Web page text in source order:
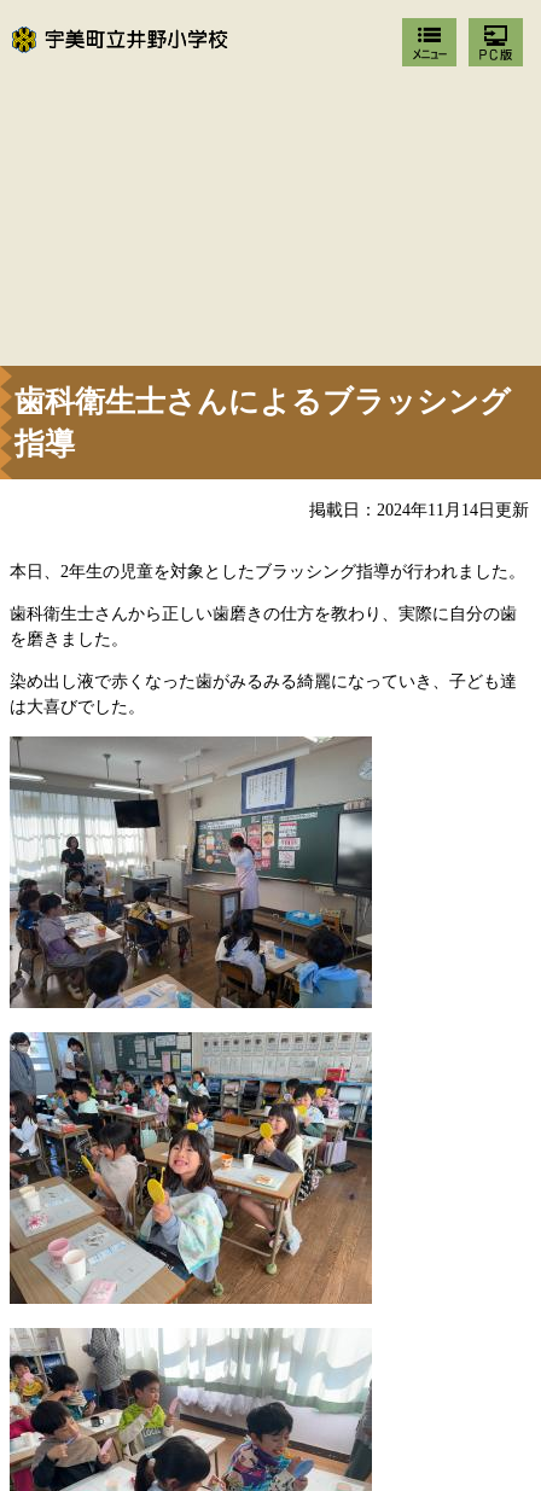
歯科衛生士さんによるブラッシング
指導
掲載日：2024年11月14日更新
本日、2年生の児童を対象としたブラッシング指導が行われました。
歯科衛生士さんから正しい歯磨きの仕方を教わり、実際に自分の歯
を磨きました。
染め出し液で赤くなった歯がみるみる綺麗になっていき、子ども達
は大喜びでした。